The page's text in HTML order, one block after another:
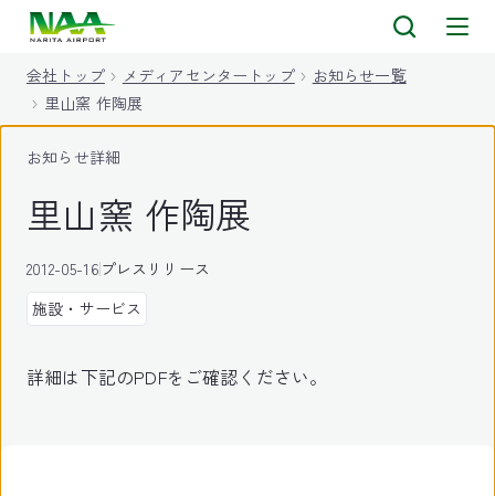
会社トップ メディアセンタートップ
お知らせ一覧
里山窯 作陶展
お知らせ詳細
里山窯 作陶展
2012-05-16プレスリリース
施設・サービス
詳細は下記のPDFをご確認ください。